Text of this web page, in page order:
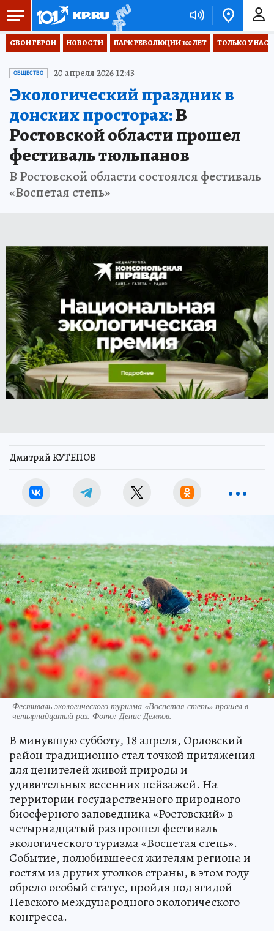
СВОИ ГЕРОИ НОВОСТИ ПАРК РЕВОЛЮЦИИ 100 ЛЕТ ТОЛЬКО У НАС
ОБЩЕСТВО 20 апреля 2026 12:43
Экологический праздник в
донских просторах:В
Ростовской области прошел
фестиваль тюльпанов
В Ростовской области состоялся фестиваль
«Воспетая степь»
Дмитрий КУТЕПОВ
Фестиваль экологического туризма «Воспетая степь» прошел в
четырнадцатый раз. Фото: Денис Демков.
В минувшую субботу, 18 апреля, Орловский
район традиционно стал точкой притяжения
для ценителей живой природы и
удивительных весенних пейзажей. На
территории государственного природного
биосферного заповедника «Ростовский» в
четырнадцатый раз прошел фестиваль
экологического туризма «Воспетая степь».
Событие, полюбившееся жителям региона и
гостям из других уголков страны, в этом году
обрело особый статус, пройдя под эгидой
Невского международного экологического
конгресса.